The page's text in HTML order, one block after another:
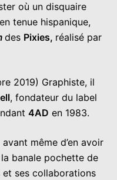
où un disquaire
tenue hispanique,
des Pixies, réalisé par
2019) Graphiste, il
, fondateur du label
4AD en 1983.
même d’en avoir
banale pochette de
ses collaborations